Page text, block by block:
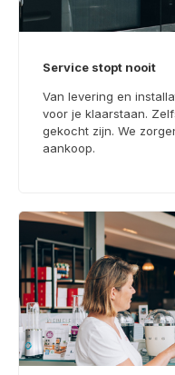
Service stopt nooit
Van levering en
voor je klaarstaan.
gekocht zijn. We
aankoop.